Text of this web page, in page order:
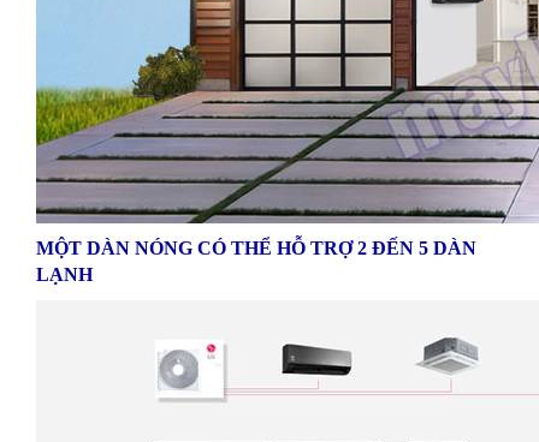
MỘT DÀN NÓNG CÓ THỂ HỖ TRỢ 2 ĐẾN 5 DÀN
LẠNH